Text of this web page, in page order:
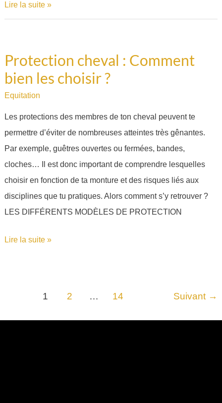
Lire la suite »
Protection cheval : Comment
bien les choisir ?
Equitation
Les protections des membres de ton cheval peuvent te
permettre d’éviter de nombreuses atteintes très gênantes.
Par exemple, guêtres ouvertes ou fermées, bandes,
cloches… Il est donc important de comprendre lesquelles
choisir en fonction de ta monture et des risques liés aux
disciplines que tu pratiques. Alors comment s’y retrouver ?
LES DIFFÉRENTS MODÈLES DE PROTECTION
Protection
cheval
bien
les
choisir
?
Lire la suite »
1 2 … 14 Suivant →